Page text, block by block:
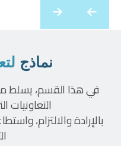
نماذج
في هذا القسم، يسلط
التعاونيات
بالإرادة والالتزام،